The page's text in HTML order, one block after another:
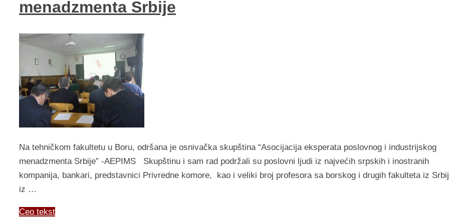
menadzmenta Srbije
Na tehničkom fakultetu u Boru, odršana je osnivačka skupština “Asocijacija eksperata poslovnog i industrijskog
menadzmenta Srbije” -AEPIMS Skupštinu i sam rad podržali su poslovni ljudi iz najvećih srpskih i inostranih
kompanija, bankari, predstavnici Privredne komore, kao i veliki broj profesora sa borskog i drugih fakulteta iz
iz …
Ceo tekst